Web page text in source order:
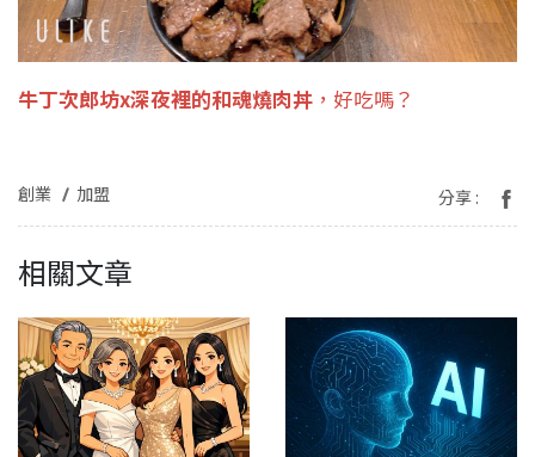
牛丁次郎坊x深夜裡的和魂燒肉丼 ，好吃嗎？
創業 加盟 分享 :
相關文章